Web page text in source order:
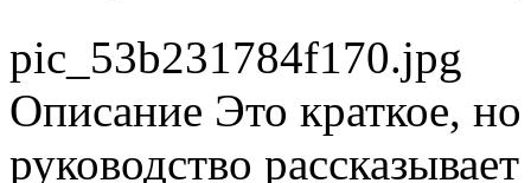
pic_53b231784f170.jpg
Описание Это краткое,
руководство